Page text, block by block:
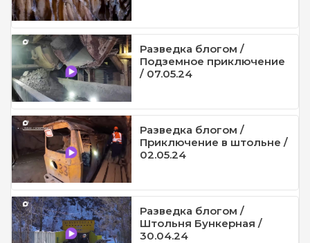
Разведка блогом /
Подземное приключение
/ 07.05.24
Разведка блогом /
Приключение в штольне /
02.05.24
Разведка блогом /
Штольня Бункерная /
30.04.24